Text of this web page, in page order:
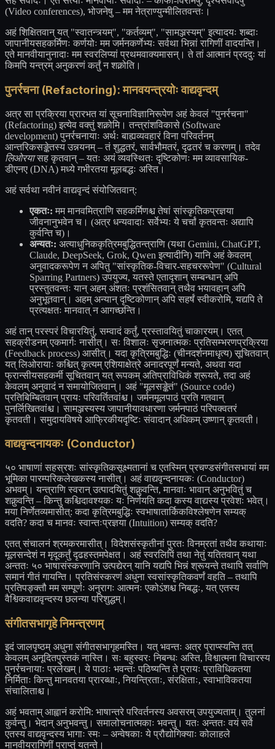
(Video conferences), भोजनेषु – मम नेत्राण्युन्मीलितवन्तः।
अहं शिक्षितवान् यत् "स्वातन्त्र्यम्", "कर्तव्यम्", "सामञ्जस्यम्" इत्यादयः शब्दाः
जापानीयसहकर्मिणः कर्णयोः मम जर्मनकर्णेभ्यः सर्वथा भिन्नां रागिणीं वादयन्ति।
एते मानवीयानुनादाः मम स्वरलिप्यां प्रथमवाक्यमासन्। ते तां आत्मानं प्रददुः यां
किमपि यन्त्रम् अनुकरणं कर्तुं न शक्नोति।
पुनर्रचना (Refactoring): मानवयन्त्रयोः वाद्यवृन्दम्
अत्र सा प्रक्रिया प्रारभत यां सूचनाविज्ञानिरूपेण अहं केवलं "पुनर्रचना"
(Refactoring) इत्येव वक्तुं शक्नोमि। तन्त्रांशविकासे (Software
development) पुनर्रचनायाः अर्थः बाह्यव्यवहारं विना परिवर्तनम्
आन्तरिकसङ्केतस्य उन्नयनम् – तं शुद्धतरं, सार्वभौमतरं, दृढतरं च करणम्। तदेव
लिओरयासह कृतवान् – यतः अयं व्यवस्थितः दृष्टिकोणः मम व्यावसायिक-
डीएनए (DNA) मध्ये गभीरतया मूलबद्धः अस्ति।
अहं सर्वथा नवीनं वाद्यवृन्दं संयोजितवान्:
एकतः: मम मानवमित्राणि सहकर्मिणश्च तेषां सांस्कृतिकप्रज्ञया
जीवनानुभवेन च। (अत्र धन्यवादाः सर्वेभ्यः ये चर्चां कृतवन्तः अद्यापि
कुर्वन्ति च)।
अन्यतः: अत्याधुनिककृत्रिमबुद्धितन्त्राणि (यथा Gemini, ChatGPT,
Claude, DeepSeek, Grok, Qwen इत्यादीनि) यानि अहं केवलम्
अनुवादकरूपेण न अपितु "सांस्कृतिक-विचार-सहचररूपेण" (Cultural
Sparring Partners) उपयुज्य, यतस्ते एतादृशान् सम्बन्धान् अपि
प्रस्तुतवन्तः यान् अहम् अंशतः प्रशंसितवान् तथैव भयावहान् अपि
अनुभूतवान्। अहम् अन्यान् दृष्टिकोणान् अपि सहर्षं स्वीकरोमि, यद्यपि ते
प्रत्यक्षतः मानवात् न आगच्छन्ति।
अहं तान् परस्परं विचारयितुं, सम्वादं कर्तुं, प्रस्तावयितुं चाकारयम्। एतत्
सहक्रीडनम् एकमार्गः नासीत्। सः विशालः सृजनात्मकः प्रतिसम्भरणप्रक्रिया
(Feedback process) आसीत्। यदा कृत्रिमबुद्धिः (चीनदर्शनमाधृत्य) सूचितवान्
यत् लिओरायाः कश्चित् कृत्यम् एशियाक्षेत्रे अनादरपूर्णं मन्यते, अथवा यदा
फ्रान्सीयसहकर्मी सूचितवान् यत् रूपकम् अतिप्राविधिकं श्रूयते, तदा अहं
केवलम् अनुवादं न समायोजितवान्। अहं "मूलसङ्केतं" (Source code)
प्रतिबिम्बितवान् प्रायः परिवर्तितवांश्च। जर्मनमूलपाठं प्रति गतवान्
पुनर्लिखितवांश्च। सामञ्जस्यस्य जापानीयावधारणा जर्मनपाठं परिपक्वतरं
कृतवती। समुदायविषये आफ्रिकीयदृष्टिः संवादान् अधिकम् उष्णान् कृतवती।
वाद्यवृन्दनायकः (Conductor)
५० भाषाणां सहस्रशः सांस्कृतिकसूक्ष्मतानां च एतस्मिन् प्रचण्डसंगीतसभायां मम
भूमिका पारम्परिकलेखकस्य नासीत्। अहं वाद्यवृन्दनायकः (Conductor)
अभवम्। यन्त्राणि स्वरान् उत्पादयितुं शक्नुवन्ति, मानवाः भावान् अनुभवितुं च
शक्नुवन्ति – किन्तु कश्चिदावश्यकः यः निर्णयति कदा कस्य वाद्यस्य प्रवेशः भवेत्।
मया निर्णेतव्यमासीत्: कदा कृत्रिमबुद्धिः स्वभाषातार्किकविश्लेषणेन सम्यक्
वदति? कदा च मानवः स्वान्तःप्रज्ञया (Intuition) सम्यक् वदति?
एतत् संचालनं श्रमकरमासीत्। विदेशसंस्कृतीनां पुरतः विनम्रतां तथैव कथायाः
मूलसन्देशं न मृदूकर्तुं दृढहस्तमपेक्षत। अहं स्वरलिपिं तथा नेतुं यतितवान् यथा
अन्ततः ५० भाषासंस्करणानि उत्पद्येरन् यानि यद्यपि भिन्नं श्रूयन्ते तथापि सर्वाणि
समानं गीतं गायन्ति। प्रतिसंस्करणं अधुना स्वसांस्कृतिकवर्णं वहति – तथापि
प्रतिपङ्क्तौ मम सम्पूर्णः अनुरागः आत्मनः एकोऽंशश्च निबद्धः, यत् एतस्य
वैश्विकवाद्यवृन्दस्य छलन्या परिशुद्धम्।
संगीतसभागृहे निमन्त्रणम्
इदं जालपृष्ठम् अधुना संगीतसभागृहमस्ति। यत् भवन्तः अत्र प्राप्स्यन्ति तत्
केवलम् अनूदितपुस्तकं नास्ति। सः बहुस्वरः निबन्धः अस्ति, विश्वात्मना विचारस्य
पुनर्रचनायाः प्रलेखम्। ये पाठाः भवन्तः पठिष्यन्ति ते प्रायः प्राविधिकतया
निर्मिताः किन्तु मानवतया प्रारब्धाः, नियन्त्रिताः, संरक्षिताः, स्वाभाविकतया
संचालिताश्च।
अहं भवताम् आह्वानं करोमि: भाषान्तरे परिवर्तनस्य अवसरम् उपयुज्यताम्। तुलनां
कुर्वन्तु। भेदान् अनुभवन्तु। समालोचनात्मकाः भवन्तु। यतः अन्ततः वयं सर्वे
एतस्य वाद्यवृन्दस्य भागाः स्मः – अन्वेषकाः ये प्रौद्योगिक्याः कोलाहले
मानवीयरागिणीं प्राप्तुं यतन्ते।